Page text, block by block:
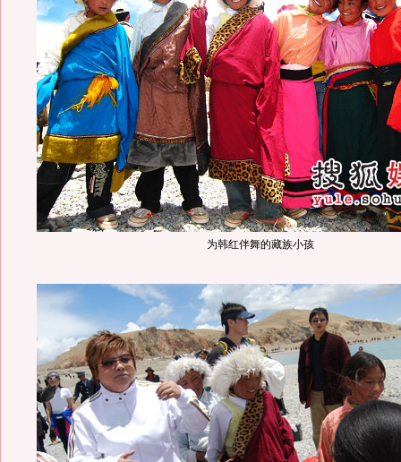
为韩红伴舞的藏族小孩